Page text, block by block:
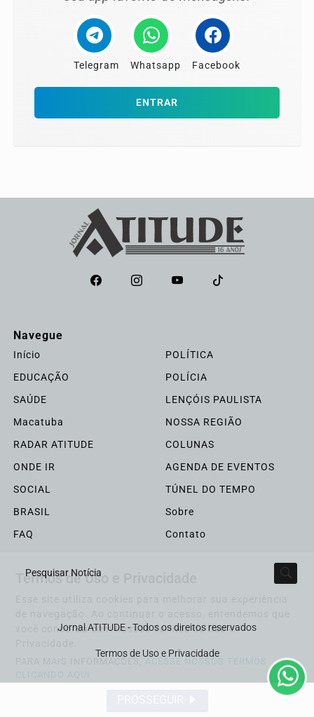
Telegram Whatsapp Facebook
ENTRAR
Navegue
Início
POLÍTICA
EDUCAÇÃO
POLÍCIA
SAÚDE
LENÇÓIS PAULISTA
Macatuba
NOSSA REGIÃO
RADAR ATITUDE
COLUNAS
ONDE IR
AGENDA DE EVENTOS
SOCIAL
TÚNEL DO TEMPO
BRASIL
Sobre
FAQ
Contato
Pesquisar Notícia
Jornal ATITUDE - Todos os direitos reservados
Termos de Uso e Privacidade
Termos de Uso e Privacidade
você concorda com nossos Termos de Uso e
ACESSE NOSSOS TERMOS
CLICANDO AQUI